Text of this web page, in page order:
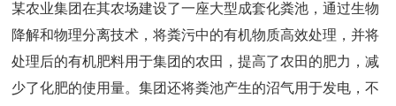
某农业集团在其农场建设了一座大型成套化粪池，通过生物
降解和物理分离技术，将粪污中的有机物质高效处理，并将
处理后的有机肥料用于集团的农田，提高了农田的肥力，减
少了化肥的使用量。集团还将粪池产生的沼气用于发电，不